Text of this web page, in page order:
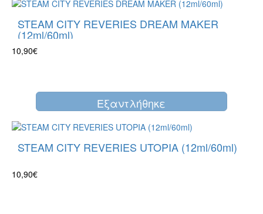
STEAM CITY REVERIES DREAM MAKER
(12ml/60ml)
10,90€
Eξαντλήθηκε
STEAM CITY REVERIES UTOPIA (12ml/60ml)
10,90€